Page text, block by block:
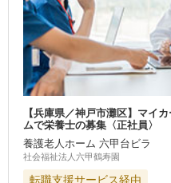
【兵庫県／神戸市灘区】マイ
ムで栄養士の募集〈正社員〉
養護老人ホーム 六甲台ビラ
社会福祉法人六甲鶴寿園
転職支援サービス経由